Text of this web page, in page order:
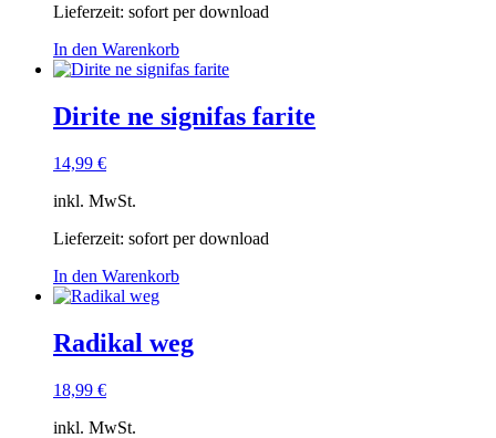
Lieferzeit: sofort per download
In den Warenkorb
Dirite ne signifas farite
14,99 €
inkl. MwSt.
Lieferzeit: sofort per download
In den Warenkorb
Radikal weg
18,99 €
inkl. MwSt.